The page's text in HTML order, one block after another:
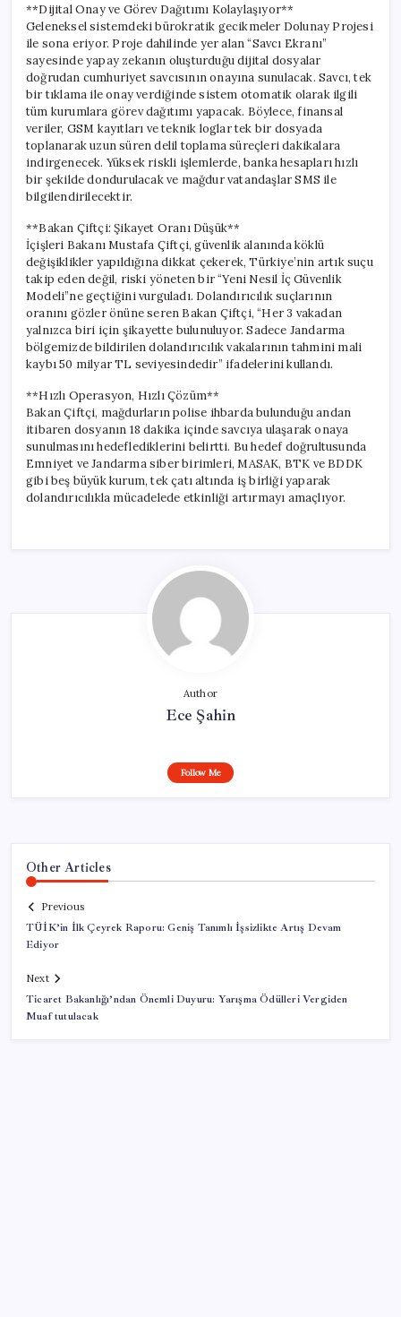
**Dijital Onay ve Görev Dağıtımı Kolaylaşıyor**
Geleneksel sistemdeki bürokratik gecikmeler Dolunay Projesi
ile sona eriyor. Proje dahilinde yer alan “Savcı Ekranı”
sayesinde yapay zekanın oluşturduğu dijital dosyalar
doğrudan cumhuriyet savcısının onayına sunulacak. Savcı, tek
bir tıklama ile onay verdiğinde sistem otomatik olarak ilgili
tüm kurumlara görev dağıtımı yapacak. Böylece, finansal
veriler, GSM kayıtları ve teknik loglar tek bir dosyada
toplanarak uzun süren delil toplama süreçleri dakikalara
indirgenecek. Yüksek riskli işlemlerde, banka hesapları hızlı
bir şekilde dondurulacak ve mağdur vatandaşlar SMS ile
bilgilendirilecektir.
**Bakan Çiftçi: Şikayet Oranı Düşük**
İçişleri Bakanı Mustafa Çiftçi, güvenlik alanında köklü
değişiklikler yapıldığına dikkat çekerek, Türkiye’nin artık suçu
takip eden değil, riski yöneten bir “Yeni Nesil İç Güvenlik
Modeli”ne geçtiğini vurguladı. Dolandırıcılık suçlarının
oranını gözler önüne seren Bakan Çiftçi, “Her 3 vakadan
yalnızca biri için şikayette bulunuluyor. Sadece Jandarma
bölgemizde bildirilen dolandırıcılık vakalarının tahmini mali
kaybı 50 milyar TL seviyesindedir” ifadelerini kullandı.
**Hızlı Operasyon, Hızlı Çözüm**
Bakan Çiftçi, mağdurların polise ihbarda bulunduğu andan
itibaren dosyanın 18 dakika içinde savcıya ulaşarak onaya
sunulmasını hedeflediklerini belirtti. Bu hedef doğrultusunda
Emniyet ve Jandarma siber birimleri, MASAK, BTK ve BDDK
gibi beş büyük kurum, tek çatı altında iş birliği yaparak
dolandırıcılıkla mücadelede etkinliği artırmayı amaçlıyor.
Author
Ece Şahin
Follow Me
Other Articles
Previous
TÜİK’in İlk Çeyrek Raporu: Geniş Tanımlı İşsizlikte Artış Devam
Ediyor
Next
Ticaret Bakanlığı’ndan Önemli Duyuru: Yarışma Ödülleri Vergiden
Muaf tutulacak